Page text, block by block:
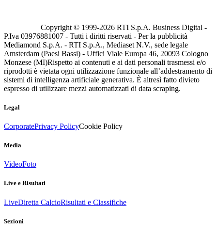
Copyright © 1999-2026 RTI S.p.A. Business Digital -
P.Iva 03976881007 - Tutti i diritti riservati - Per la pubblicità
Mediamond S.p.A. - RTI S.p.A., Mediaset N.V., sede legale
Amsterdam (Paesi Bassi) - Uffici Viale Europa 46, 20093 Cologno
Monzese (MI)Rispetto ai contenuti e ai dati personali trasmessi e/o
riprodotti è vietata ogni utilizzazione funzionale all’addestramento di
sistemi di intelligenza artificiale generativa. È altresì fatto divieto
espresso di utilizzare mezzi automatizzati di data scraping.
Legal
CorporatePrivacy PolicyCookie Policy
Media
VideoFoto
Live e Risultati
LiveDiretta CalcioRisultati e Classifiche
Sezioni